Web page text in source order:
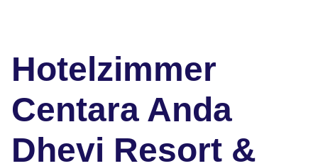
Hotelzimmer
Centara Anda
Dhevi Resort &